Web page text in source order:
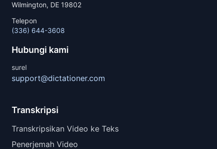
Wilmington, DE 19802
Telepon
(336) 644-3608
Hubungi kami
surel
support@dictationer.com
Transkripsi
Transkripsikan Video ke Teks
Penerjemah Video